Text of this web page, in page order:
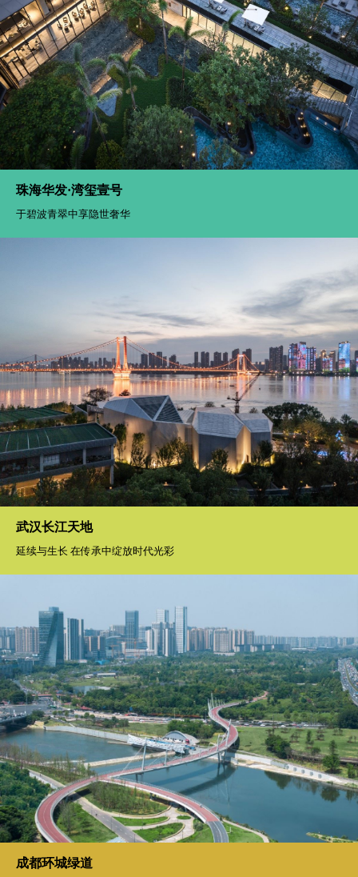
珠海华发·湾玺壹号
于碧波青翠中享隐世奢华
武汉长江天地
延续与生长 在传承中绽放时代光彩
成都环城绿道